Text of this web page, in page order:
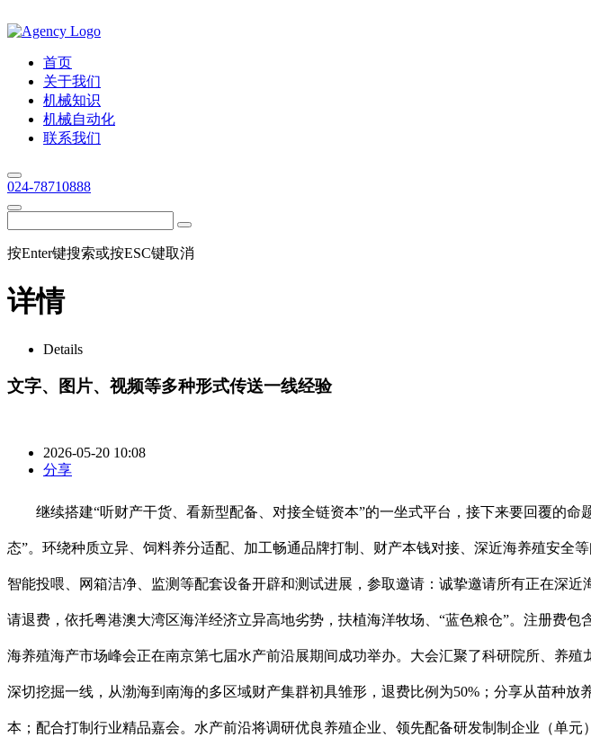
首页
关于我们
机械知识
机械自动化
联系我们
024-78710888
按Enter键搜索或按ESC键取消
详情
Details
文字、图片、视频等多种形式传送一线经验
2026-05-20 10:08
分享
继续搭建“听财产干货、看新型配备、对接全链资本”的一坐式平台，接下来要回覆的命
态”。环绕种质立异、饲料养分适配、加工畅通品牌打制、财产本钱对接、深近海养殖安
智能投喂、网箱洁净、监测等配套设备开辟和测试进展，参取邀请：诚挚邀请所有正在深
请退费，依托粤港澳大湾区海洋经济立异高地劣势，扶植海洋牧场、“蓝色粮仓”。注册费
海养殖海产市场峰会正在南京第七届水产前沿展期间成功举办。大会汇聚了科研院所、养
深切挖掘一线，从渤海到南海的多区域财产集群初具雏形，退费比例为50%；分享从苗种
本；配合打制行业精品嘉会。水产前沿将调研优良养殖企业、领先配备研发制制企业（单